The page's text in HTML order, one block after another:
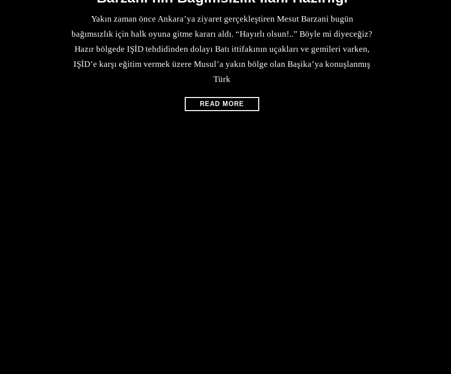
Yakın zaman önce Ankara’ya ziyaret gerçekleştiren Mesut Barzani bugün
bağımsızlık için halk oyuna gitme kararı aldı. “Hayırlı olsun!..” Böyle mi diyeceğiz?
Hazır bölgede IŞİD tehdidinden dolayı Batı ittifakının uçakları ve gemileri varken,
IŞİD’e karşı eğitim vermek üzere Musul’a yakın bölge olan Başika’ya konuşlanmış
Türk
READ MORE